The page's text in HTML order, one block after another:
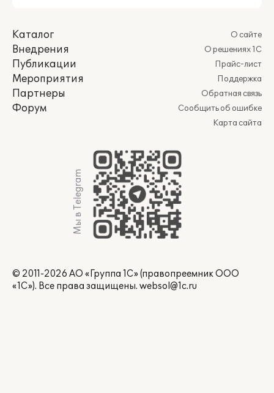
Каталог
Внедрения
Публикации
Мероприятия
Партнеры
Форум
О сайте
О решениях 1С
Прайс-лист
Поддержка
Обратная связь
Сообщить об ошибке
Карта сайта
Мы в Telegram
© 2011-2026 АО «Группа 1С» (правопреемник ООО
«1С»). Все права защищены. websol@1c.ru